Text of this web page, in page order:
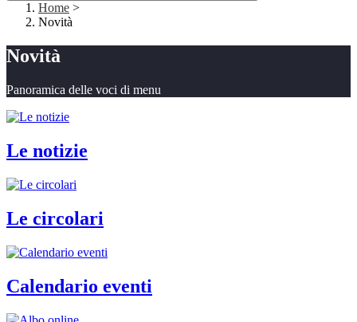
Home >
Novità
Novità
Panoramica delle voci di menu
Le notizie
Le circolari
Calendario eventi